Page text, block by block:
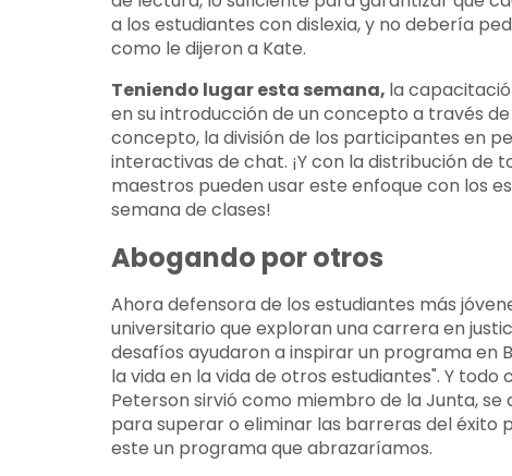
a los estudiantes con dislexia, y no debería
como le dijeron a Kate.
Teniendo lugar esta semana, la
en su introducción de un concepto a través
concepto, la división de los participantes en
interactivas de chat. ¡Y con la distribución de
maestros pueden usar este enfoque con los
semana de clases!
Abogando por otros
Ahora defensora de los estudiantes más
universitario que exploran una carrera en
desafíos ayudaron a inspirar un programa en
la vida en la vida de otros estudiantes". Y
Peterson sirvió como miembro de la Junta,
para superar o eliminar las barreras del
este un programa que abrazaríamos.